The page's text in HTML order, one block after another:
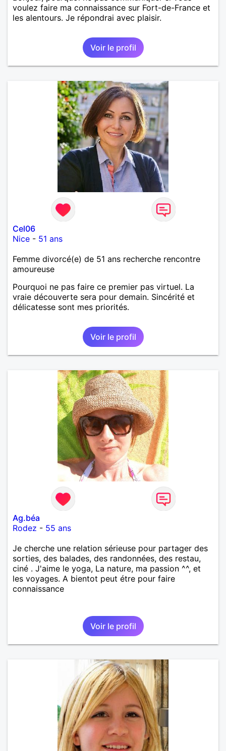
voulez faire ma connaissance sur Fort-de-France et
les alentours. Je répondrai avec plaisir.
Voir le profil
Cel06
Nice - 51 ans
Femme divorcé(e) de 51 ans recherche rencontre
amoureuse
Pourquoi ne pas faire ce premier pas virtuel. La
vraie découverte sera pour demain. Sincérité et
délicatesse sont mes priorités.
Voir le profil
Ag.béa
Rodez - 55 ans
Je cherche une relation sérieuse pour partager des
sorties, des balades, des randonnées, des restau,
ciné . J'aime le yoga, La nature, ma passion ^^, et
les voyages. A bientot peut étre pour faire
connaissance
Voir le profil